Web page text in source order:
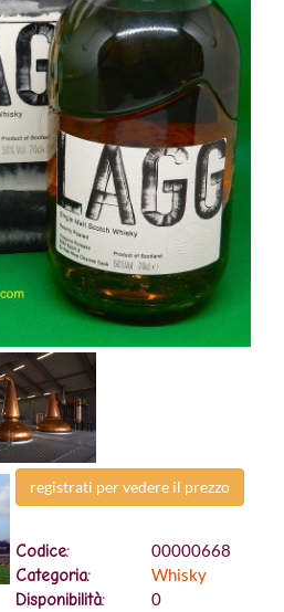
registrati per vedere il prezzo
Codice:
00000668
Categoria:
Whisky
Disponibilità:
0